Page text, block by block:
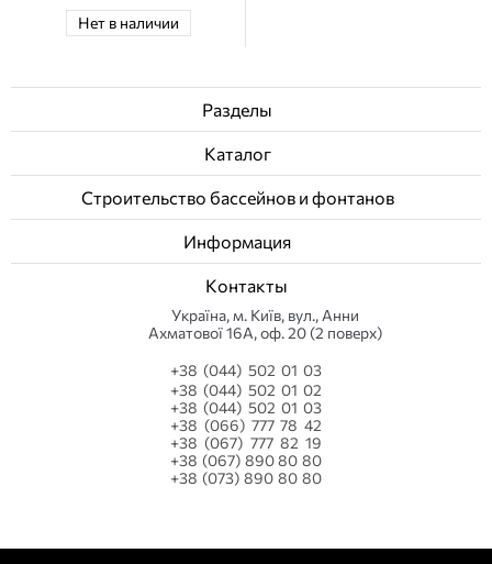
Нет в наличии
Разделы
Каталог
Строительство бассейнов и фонтанов
Информация
Контакты
Українa, м. Київ, вул., Анни
Ахматової 16А, оф. 20 (2 поверх)
+38 (044) 502 01 03
+38 (044) 502 01 02
+38 (044) 502 01 03
+38 (066) 777 78 42
+38 (067) 777 82 19
+38 (067) 890 80 80
+38 (073) 890 80 80